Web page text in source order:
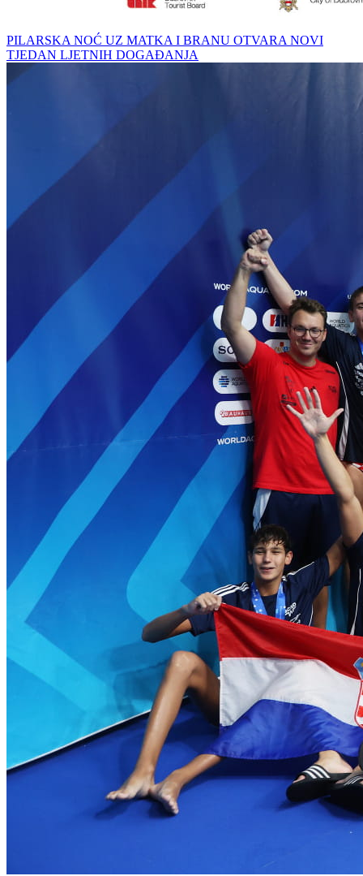
PILARSKA NOĆ UZ MATKA I BRANU OTVARA NOVI
TJEDAN LJETNIH DOGAĐANJA